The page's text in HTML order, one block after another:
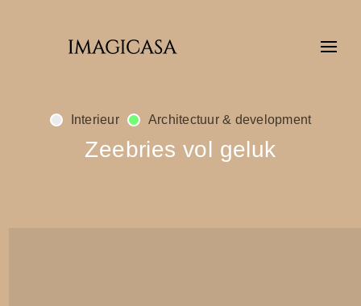
Interieur Architectuur & development
Zeebries vol geluk